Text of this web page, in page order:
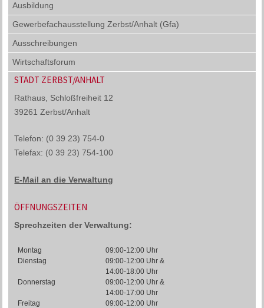
Ausbildung
Gewerbefachausstellung Zerbst/Anhalt (Gfa)
Ausschreibungen
Wirtschaftsforum
STADT ZERBST/ANHALT
Rathaus, Schloßfreiheit 12
39261 Zerbst/Anhalt
Telefon: (0 39 23) 754-0
Telefax: (0 39 23) 754-100
E-Mail an die Verwaltung
ÖFFNUNGSZEITEN
Sprechzeiten der Verwaltung:
Montag
09:00-12:00 Uhr
Dienstag
09:00-12:00 Uhr &
14:00-18:00 Uhr
Donnerstag
09:00-12:00 Uhr &
14:00-17:00 Uhr
Freitag
09:00-12:00 Uhr